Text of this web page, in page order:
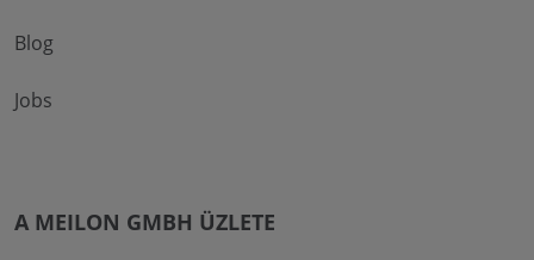
Blog
Jobs
A MEILON GMBH ÜZLETE